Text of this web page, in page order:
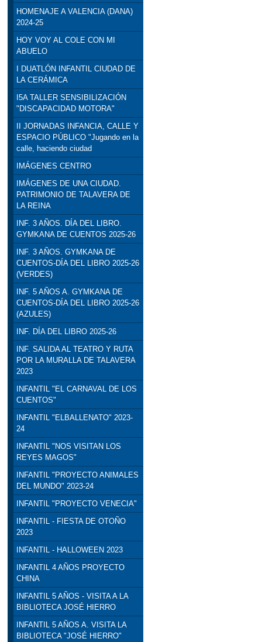
HOMENAJE A VALENCIA (DANA)
2024-25
HOY VOY AL COLE CON MI
ABUELO
I DUATLÓN INFANTIL CIUDAD DE
LA CERÁMICA
I5A TALLER SENSIBILIZACIÓN
"DISCAPACIDAD MOTORA"
II JORNADAS INFANCIA, CALLE Y
ESPACIO PÚBLICO "Jugando en la
calle, haciendo ciudad
IMÁGENES CENTRO
IMÁGENES DE UNA CIUDAD.
PATRIMONIO DE TALAVERA DE
LA REINA
INF. 3 AÑOS. DÍA DEL LIBRO.
GYMKANA DE CUENTOS 2025-26
INF. 3 AÑOS. GYMKANA DE
CUENTOS-DÍA DEL LIBRO 2025-26
(VERDES)
INF. 5 AÑOS A. GYMKANA DE
CUENTOS-DÍA DEL LIBRO 2025-26
(AZULES)
INF. DÍA DEL LIBRO 2025-26
INF. SALIDA AL TEATRO Y RUTA
POR LA MURALLA DE TALAVERA
2023
INFANTIL "EL CARNAVAL DE LOS
CUENTOS"
INFANTIL "ELBALLENATO" 2023-
24
INFANTIL "NOS VISITAN LOS
REYES MAGOS"
INFANTIL "PROYECTO ANIMALES
DEL MUNDO" 2023-24
INFANTIL "PROYECTO VENECIA"
INFANTIL - FIESTA DE OTOÑO
2023
INFANTIL - HALLOWEEN 2023
INFANTIL 4 AÑOS PROYECTO
CHINA
INFANTIL 5 AÑOS - VISITA A LA
BIBLIOTECA JOSÉ HIERRO
INFANTIL 5 AÑOS A. VISITA LA
BIBLIOTECA "JOSÉ HIERRO"